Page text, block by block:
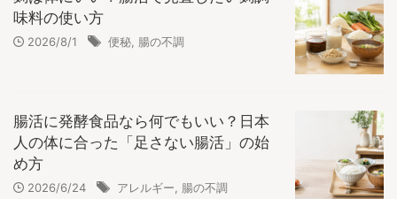
味料の使い方
2026/8/1 便秘 腸の不調
腸活に発酵食品なら何でもいい？日本
人の体に合った「足さない腸活」の始
め方
2026/6/24 アレルギー 腸の不調